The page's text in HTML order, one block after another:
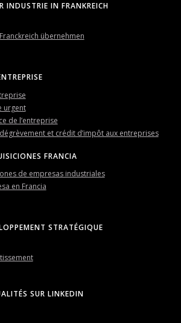
INDUSTRIE IN FRANKREICH
übernehmen
urgent
de l’entreprise
et crédit d’impôt aux entreprises
FRANCIA
de empresas industriales
en Francia
STRATÉGIQUE
SUR LINKEDIN